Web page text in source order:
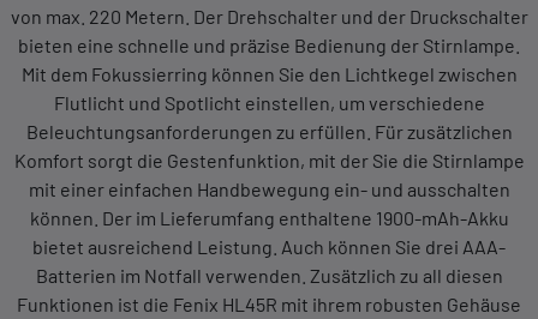
von max. 220 Metern. Der Drehschalter und der Druckschalter
bieten eine schnelle und präzise Bedienung der Stirnlampe.
Mit dem Fokussierring können Sie den Lichtkegel zwischen
Flutlicht und Spotlicht einstellen, um verschiedene
Beleuchtungsanforderungen zu erfüllen. Für zusätzlichen
Komfort sorgt die Gestenfunktion, mit der Sie die Stirnlampe
mit einer einfachen Handbewegung ein- und ausschalten
können. Der im Lieferumfang enthaltene 1900-mAh-Akku
bietet ausreichend Leistung. Auch können Sie drei AAA-
Batterien im Notfall verwenden. Zusätzlich zu all diesen
Funktionen ist die Fenix HL45R mit ihrem robusten Gehäuse